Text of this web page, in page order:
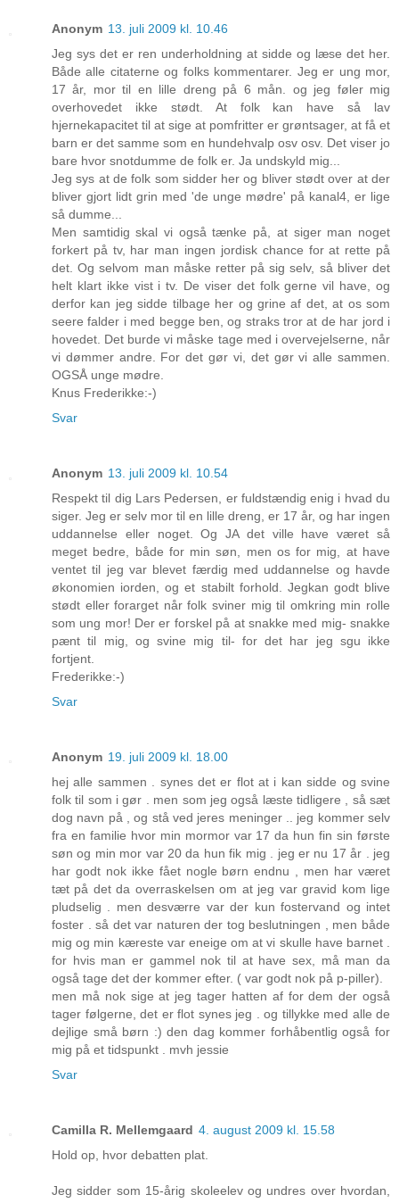
Anonym 13. juli 2009 kl. 10.46
Jeg sys det er ren underholdning at sidde og læse det her.
Både alle citaterne og folks kommentarer. Jeg er ung mor,
17 år, mor til en lille dreng på 6 mån. og jeg føler mig
overhovedet ikke stødt. At folk kan have så lav
hjernekapacitet til at sige at pomfritter er grøntsager, at få et
barn er det samme som en hundehvalp osv osv. Det viser jo
bare hvor snotdumme de folk er. Ja undskyld mig...
Jeg sys at de folk som sidder her og bliver stødt over at der
bliver gjort lidt grin med 'de unge mødre' på kanal4, er lige
så dumme...
Men samtidig skal vi også tænke på, at siger man noget
forkert på tv, har man ingen jordisk chance for at rette på
det. Og selvom man måske retter på sig selv, så bliver det
helt klart ikke vist i tv. De viser det folk gerne vil have, og
derfor kan jeg sidde tilbage her og grine af det, at os som
seere falder i med begge ben, og straks tror at de har jord i
hovedet. Det burde vi måske tage med i overvejelserne, når
vi dømmer andre. For det gør vi, det gør vi alle sammen.
OGSÅ unge mødre.
Knus Frederikke:-)
Svar
Anonym 13. juli 2009 kl. 10.54
Respekt til dig Lars Pedersen, er fuldstændig enig i hvad du
siger. Jeg er selv mor til en lille dreng, er 17 år, og har ingen
uddannelse eller noget. Og JA det ville have været så
meget bedre, både for min søn, men os for mig, at have
ventet til jeg var blevet færdig med uddannelse og havde
økonomien iorden, og et stabilt forhold. Jegkan godt blive
stødt eller forarget når folk sviner mig til omkring min rolle
som ung mor! Der er forskel på at snakke med mig- snakke
pænt til mig, og svine mig til- for det har jeg sgu ikke
fortjent.
Frederikke:-)
Svar
Anonym 19. juli 2009 kl. 18.00
hej alle sammen . synes det er flot at i kan sidde og svine
folk til som i gør . men som jeg også læste tidligere , så sæt
dog navn på , og stå ved jeres meninger .. jeg kommer selv
fra en familie hvor min mormor var 17 da hun fin sin første
søn og min mor var 20 da hun fik mig . jeg er nu 17 år . jeg
har godt nok ikke fået nogle børn endnu , men har været
tæt på det da overraskelsen om at jeg var gravid kom lige
pludselig . men desværre var der kun fostervand og intet
foster . så det var naturen der tog beslutningen , men både
mig og min kæreste var eneige om at vi skulle have barnet .
for hvis man er gammel nok til at have sex, må man da
også tage det der kommer efter. ( var godt nok på p-piller).
men må nok sige at jeg tager hatten af for dem der også
tager følgerne, det er flot synes jeg . og tillykke med alle de
dejlige små børn :) den dag kommer forhåbentlig også for
mig på et tidspunkt . mvh jessie
Svar
Camilla R. Mellemgaard 4. august 2009 kl. 15.58
Hold op, hvor debatten plat.
Jeg sidder som 15-årig skoleelev og undres over hvordan,